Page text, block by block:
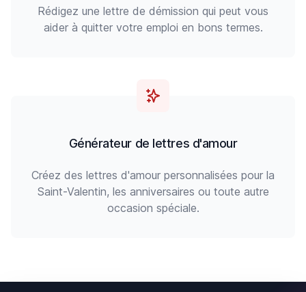
Rédigez une lettre de démission qui peut vous
aider à quitter votre emploi en bons termes.
Générateur de lettres d'amour
Créez des lettres d'amour personnalisées pour la
Saint-Valentin, les anniversaires ou toute autre
occasion spéciale.